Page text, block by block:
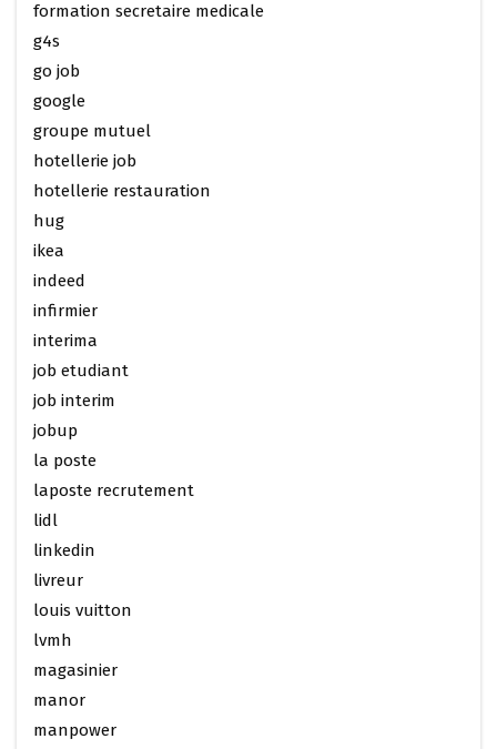
formation secretaire medicale
g4s
go job
google
groupe mutuel
hotellerie job
hotellerie restauration
hug
ikea
indeed
infirmier
interima
job etudiant
job interim
jobup
la poste
laposte recrutement
lidl
linkedin
livreur
louis vuitton
lvmh
magasinier
manor
manpower